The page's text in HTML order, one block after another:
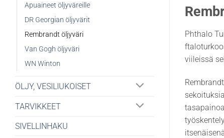
Apuaineet öljyväreille
DR Georgian öljyvärit
Rembrandt öljyväri
Van Gogh öljyväri
WN Winton
ÖLJY, VESILIUKOISET
TARVIKKEET
SIVELLINHAKU
Phthalo
viileissä